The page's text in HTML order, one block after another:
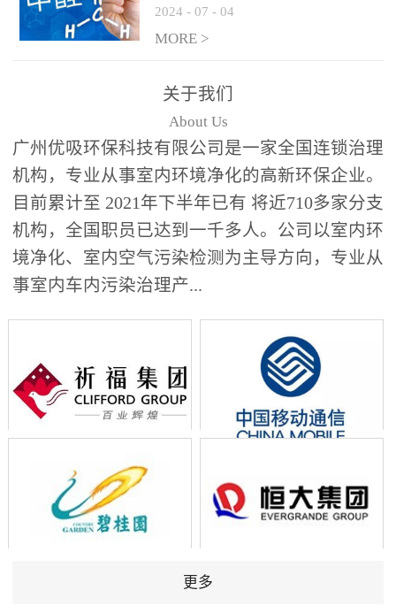
手”来袭，你的家安全吗？
2024 - 07 - 04
MORE >
关于我们
About Us
广州优吸环保科技有限公司是一家全国连锁治理
机构，专业从事室内环境净化的高新环保企业。
目前累计至 2021年下半年已有 将近710多家分支
机构，全国职员已达到一千多人。公司以室内环
境净化、室内空气污染检测为主导方向，专业从
事室内车内污染治理产...
更多